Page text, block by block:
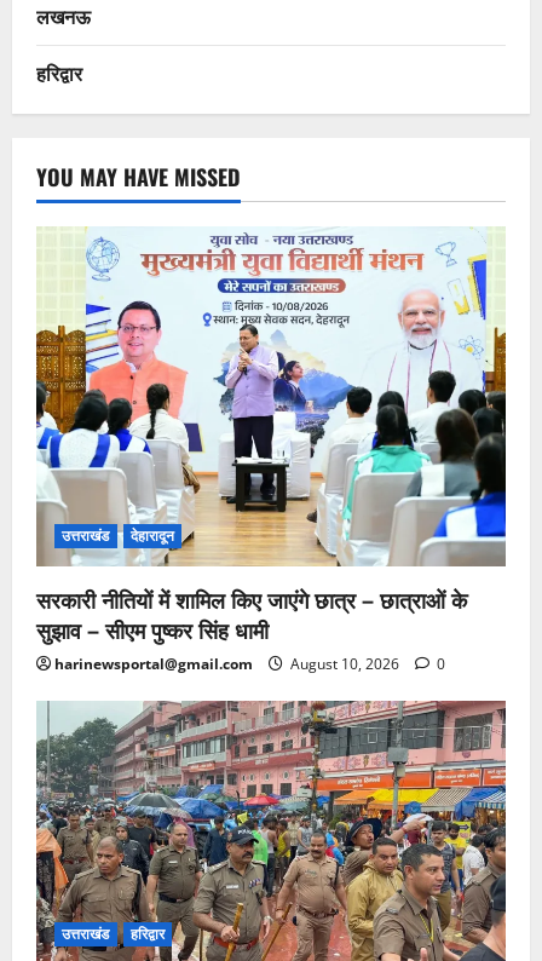
लखनऊ
हरिद्वार
YOU MAY HAVE MISSED
उत्तराखंड देहारादून
सरकारी नीतियों में शामिल किए जाएंगे छात्र – छात्राओं के
सुझाव – सीएम पुष्कर सिंह धामी
harinewsportal@gmail.com August 10, 2026 0
उत्तराखंड हरिद्वार